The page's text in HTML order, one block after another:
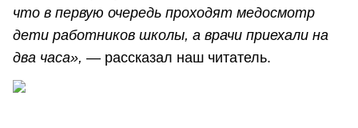
что в первую очередь проходят медосмотр
дети работников школы, а врачи приехали на
два часа», — рассказал наш читатель.